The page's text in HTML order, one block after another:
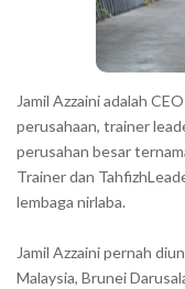
o
w
n
i
t
Jamil Azzaini adalah
perusahaan, trainer
perusahan besar
Trainer dan
lembaga nirlaba.
Jamil Azzaini pernah
Malaysia, Brunei